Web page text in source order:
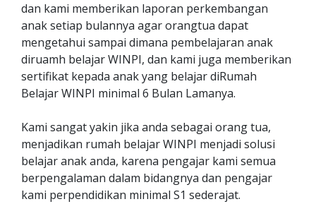
dan kami memberikan laporan perkembangan
anak setiap bulannya agar orangtua dapat
mengetahui sampai dimana pembelajaran anak
diruamh belajar WINPI, dan kami juga memberikan
sertifikat kepada anak yang belajar diRumah
Belajar WINPI minimal 6 Bulan Lamanya.
Kami sangat yakin jika anda sebagai orang tua,
menjadikan rumah belajar WINPI menjadi solusi
belajar anak anda, karena pengajar kami semua
berpengalaman dalam bidangnya dan pengajar
kami perpendidikan minimal S1 sederajat.